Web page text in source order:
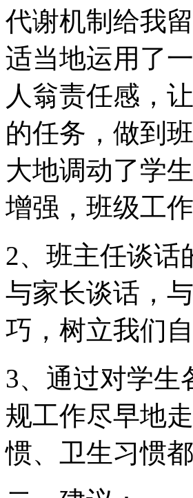
代谢机制给我
适当地运用了
人翁责任感，
的任务，做到
大地调动了学
增强，班级工
2、班主任谈话
与家长谈话，
巧，树立我们
3、通过对学生
规工作尽早地
惯、卫生习惯